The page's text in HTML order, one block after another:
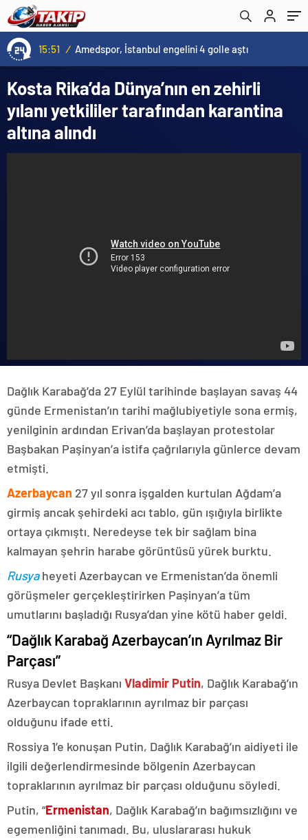
15:51 / Amedspor, İstanbul engelini 4 golle aştı
Kosta Rika’da Dünya’nın en zehirli
yılanı yetkililer tarafından karantina
altına alındı
Dağlık Karabağ’da 27 Eylül tarihinde başlayan savaş 44
günde Ermenistan’ın tarihi mağlubiyetiyle sona ermiş,
yenilginin ardından Erivan’da başlayan protestolar
Başbakan Paşinyan’a istifa çağrılarıyla günlerce devam
etmişti.
Azerbaycan 27 yıl sonra işgalden kurtulan Ağdam’a
girmiş ancak şehirdeki acı tablo, gün ışığıyla birlikte
ortaya çıkmıştı. Neredeyse tek bir sağlam bina
kalmayan şehrin harabe görüntüsü yürek burktu.
Rusyaheyeti Azerbaycan ve Ermenistan’da önemli
görüşmeler gerçekleştirirken Paşinyan’a tüm
umutlarını başladığı Rusya’dan yine kötü haber geldi.
“Dağlık Karabağ Azerbaycan’ın Ayrılmaz Bir
Parçası”
Rusya Devlet Başkanı Vladimir Putin, Dağlık Karabağ’ın
Azerbaycan topraklarının ayrılmaz bir parçası
olduğunu ifade etti.
Rossiya 1’e konuşan Putin, Dağlık Karabağ’ın aidiyeti ile
ilgili değerlendirmesinde bölgenin Azerbaycan
topraklarının ayrılmaz bir parçası olduğunu söyledi.
Putin, “Ermenistan, Dağlık Karabağ’ın bağımsızlığını ve
egemenliğini tanımadı. Bu, uluslararası hukuk